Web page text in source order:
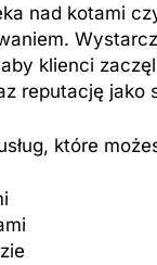
nad kotami
klienci
reputację jako
które